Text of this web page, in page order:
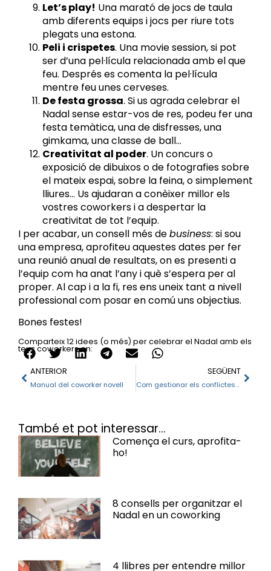
Let’s play! Una marató de jocs de taula
amb diferents equips i jocs per riure tots
plegats una estona.
Peli i crispetes. Una movie session, si pot
ser d’una pel·lícula relacionada amb el que
feu. Després es comenta la pel·lícula
mentre feu unes cerveses.
De festa grossa. Si us agrada celebrar el
Nadal sense estar-vos de res, podeu fer una
festa temàtica, una de disfresses, una
gimkama, una classe de ball…
Creativitat al poder. Un concurs o
exposició de dibuixos o de fotografies sobre
el mateix espai, sobre la feina, o simplement
lliures… Us ajudaran a conèixer millor els
vostres coworkers i a despertar la
creativitat de tot l’equip.
I per acabar, un consell més debusiness: si sou
una empresa, aprofiteu aquestes dates per fer
una reunió anual de resultats, on es presenti a
l’equip com ha anat l’any i què s’espera per al
proper. Al cap i a la fi, res ens uneix tant a nivell
professional com posar en comú uns objectius.
Bones festes!
Comparteix 12 idees (o més) per celebrar el Nadal amb els
teus coworkers en:
ANTERIOR
Manual del coworker novell
SEGÜENT
Com gestionar els conflictes amb els teus coworkers
També et pot interessar...
Comença el curs, aprofita-
ho!
8 consells per organitzar el
Nadal en un coworking
4 llibres per entendre millor